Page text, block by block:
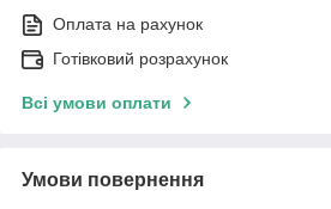
Оплата на рахунок
Готівковий розрахунок
Всі умови оплати
Умови повернення